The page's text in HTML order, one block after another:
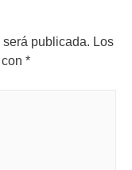
publicada. Los
*